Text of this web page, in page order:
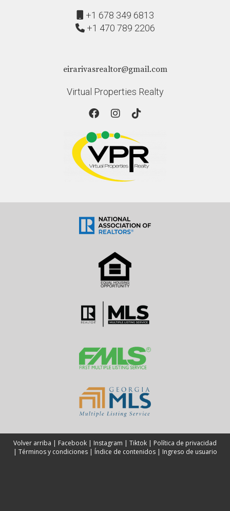
+1 678 349 6813
+1 470 789 2206
eirarivasrealtor@gmail.com
Virtual Properties Realty
Volver arriba | Facebook | Instagram | Tiktok | Política de privacidad
| Términos y condiciones| Índice de contenidos| Ingreso de usuario